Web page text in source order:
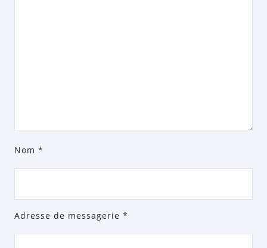
Nom *
Adresse de messagerie *